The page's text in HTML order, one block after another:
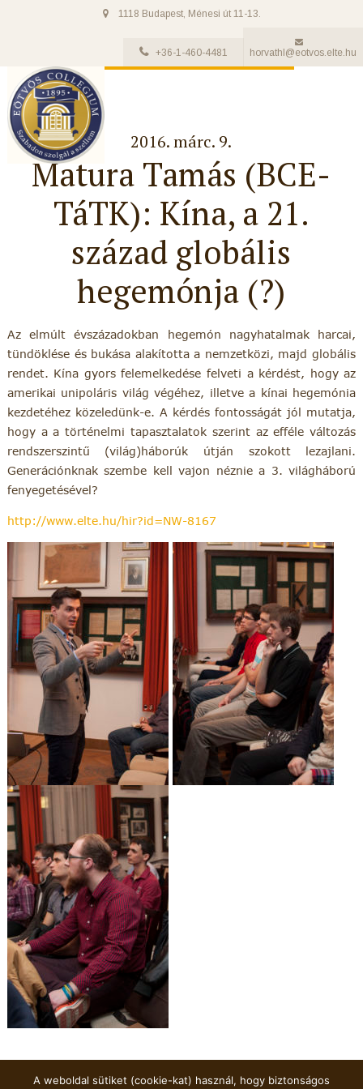
1118 Budapest, Ménesi út 11-13.
+36-1-460-4481 horvathl@eotvos.elte.hu
2016. márc. 9.
Matura Tamás (BCE-
TáTK): Kína, a 21.
század globális
hegemónja (?)
Az elmúlt évszázadokban hegemón nagyhatalmak harcai,
tündöklése és bukása alakította a nemzetközi, majd globális
rendet. Kína gyors felemelkedése felveti a kérdést, hogy az
amerikai unipoláris világ végéhez, illetve a kínai hegemónia
kezdetéhez közeledünk-e. A kérdés fontosságát jól mutatja,
hogy a a történelmi tapasztalatok szerint az efféle változás
rendszerszintű (világ)háborúk útján szokott lezajlani.
Generációnknak szembe kell vajon néznie a 3. világháború
fenyegetésével?
http://www.elte.hu/hir?id=NW-8167
A weboldal sütiket (cookie-kat) használ, hogy biztonságos